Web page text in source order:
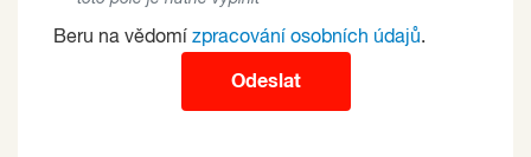
Beru na vědomí zpracování osobních údajů.
Odeslat